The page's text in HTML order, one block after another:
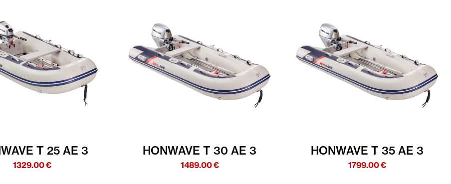
T 25 AE 3
1329.00€
HONWAVE T 30 AE 3
1489.00€
HONWAVE T 35 AE 3
1799.00€